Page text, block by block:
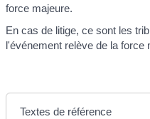
force majeure.
En cas de litige, ce sont les
l'événement relève de la force
Textes de référence